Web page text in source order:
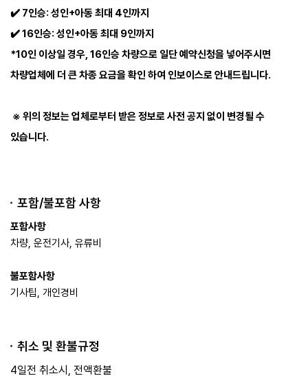
✔️ 7인승: 성인+아동 최대 4인까지
✔️ 16인승: 성인+아동 최대 9인까지
*10인 이상일 경우, 16인승 차량으로 일단 예약신청을 넣어주시면
차량업체에 더 큰 차종 요금을 확인 하여 인보이스로 안내드립니다.
※ 위의 정보는 업체로부터 받은 정보로 사전 공지 없이 변경될 수
있습니다. ​
포함/불포함 사항
포함사항
차량, 운전기사, 유류비
불포함사항
기사팁, 개인경비​
취소 및 환불규정
4일전 취소시, 전액환불